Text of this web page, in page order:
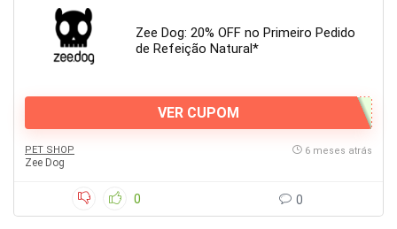
Zee Dog: 20% OFF no Primeiro Pedido
de Refeição Natural*
VER CUPOM
PET SHOP
Zee Dog
6 meses atrás
0 0